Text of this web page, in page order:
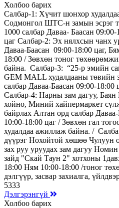
Холбоо барих
Салбар-1: Хүчит шонхор
Содмонгол ШТС-н замын эсрэг
1000 салбар Даваа- Баасан
цаг Салбар-2: Эх нялхсын чанх
Даваа-Баасан 09:00-18:00 цаг,
18:00 / Зөвхөн тоног
байна. Салбар-3: “25-р эмийн
GEM MALL худалдааны төвийн
салбар Даваа-Баасан 09:00-
Салбар-4: Нарны зам дагуу,
хойно, Миний хайпермаркет
байрлах Алтан орд салбар
10:00-18:00 цаг / Зөвхөн гал
худалдаа ажиллаж байна. /
дүүрэг Нохойтой хөшөө Чулуун
зах руу уруудах зам дагуу
зайд "Скай Таун 2" хотхоны
18:00 Ням 10:00-18:00 /тоног
дэлгүүр, засвар захиалга,
5333
Дэлгэрэнгүй
Холбоо барих